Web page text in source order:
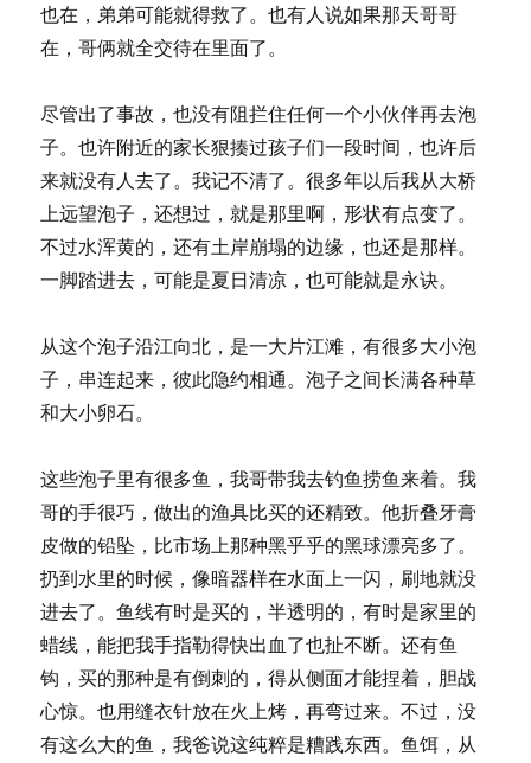
也在，弟弟可能就得救了。也有人说如果那天哥哥
在，哥俩就全交待在里面了。
尽管出了事故，也没有阻拦住任何一个小伙伴再去泡
子。也许附近的家长狠揍过孩子们一段时间，也许后
来就没有人去了。我记不清了。很多年以后我从大桥
上远望泡子，还想过，就是那里啊，形状有点变了。
不过水浑黄的，还有土岸崩塌的边缘，也还是那样。
一脚踏进去，可能是夏日清凉，也可能就是永诀。
从这个泡子沿江向北，是一大片江滩，有很多大小泡
子，串连起来，彼此隐约相通。泡子之间长满各种草
和大小卵石。
这些泡子里有很多鱼，我哥带我去钓鱼捞鱼来着。我
哥的手很巧，做出的渔具比买的还精致。他折叠牙膏
皮做的铅坠，比市场上那种黑乎乎的黑球漂亮多了。
扔到水里的时候，像暗器样在水面上一闪，刷地就没
进去了。鱼线有时是买的，半透明的，有时是家里的
蜡线，能把我手指勒得快出血了也扯不断。还有鱼
钩，买的那种是有倒刺的，得从侧面才能捏着，胆战
心惊。也用缝衣针放在火上烤，再弯过来。不过，没
有这么大的鱼，我爸说这纯粹是糟践东西。鱼饵，从